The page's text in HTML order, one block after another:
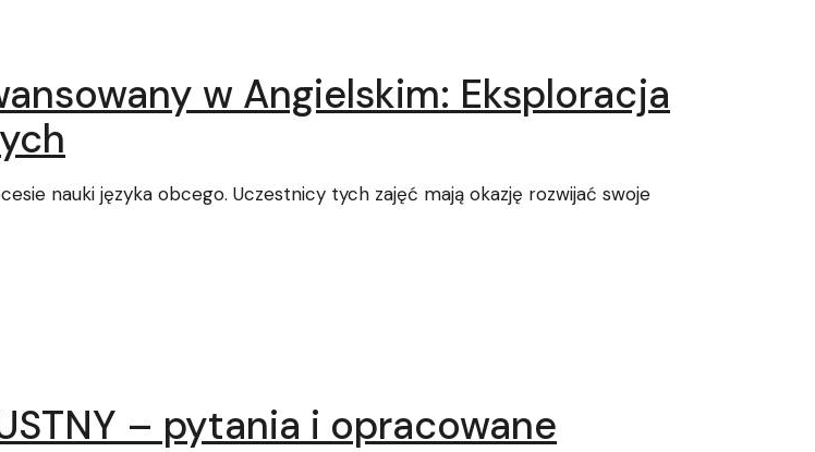
w Angielskim: Eksploracja
nauki języka obcego. Uczestnicy tych zajęć mają okazję rozwijać swoje
– pytania i opracowane